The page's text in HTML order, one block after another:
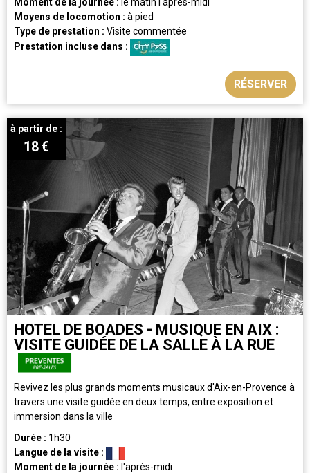
Moyens de locomotion : à pied
Type de prestation : Visite commentée
Prestation incluse dans :
RÉSERVER
HOTEL DE BOADES - MUSIQUE EN AIX :
VISITE GUIDÉE DE LA SALLE À LA RUE
Revivez les plus grands moments musicaux d'Aix-en-Provence à
travers une visite guidée en deux temps, entre exposition et
immersion dans la ville
à partir de :
18€
Durée : 1h30
Langue de la visite :
Moment de la journée : l'après-midi